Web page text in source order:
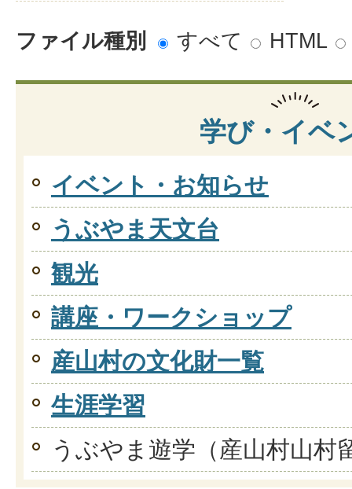
ファイル種別 すべて HTML
学び・イベ
イベント・お知らせ
うぶやま天文台
観光
講座・ワークショップ
産山村の文化財一覧
生涯学習
うぶやま遊学（産山村山村